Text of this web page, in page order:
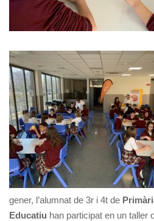
gener, l’alumnat de 3r i 4t de
Educatiu han participat en un taller